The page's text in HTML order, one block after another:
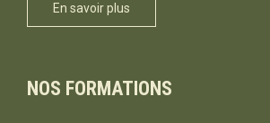
En savoir plus
NOS FORMATIONS